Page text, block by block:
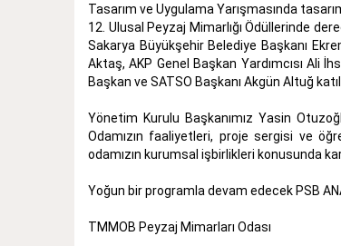
Tasarım ve Uygulama Yarışmasında
12. Ulusal Peyzaj Mimarlığı Ödüllerinde
Sakarya Büyükşehir Belediye Başkanı
Aktaş, AKP Genel Başkan Yardımcısı Ali
Başkan ve SATSO Başkanı Akgün Altuğ
Yönetim Kurulu Başkanımız Yasin
Odamızın faaliyetleri, proje sergisi ve
odamızın kurumsal işbirlikleri konusunda
Yoğun bir programla devam edecek PSB
TMMOB Peyzaj Mimarları Odası